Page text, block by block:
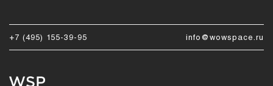
+7 (495) 155-39-95 info@wowspace.ru